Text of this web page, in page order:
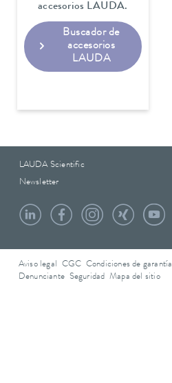
accesorios LAUDA.
Buscador de
accesorios
LAUDA
LAUDA Scientific
Newsletter
Aviso legal CGC Condiciones de garantía
Denunciante Seguridad Mapa del sitio